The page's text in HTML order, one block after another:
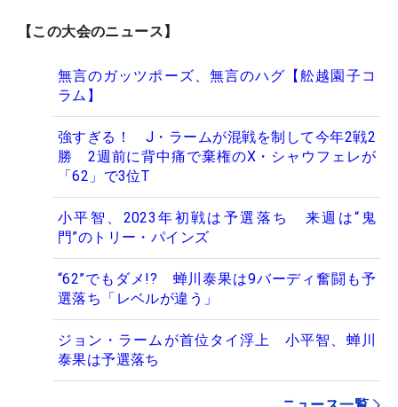
【この大会のニュース】
無言のガッツポーズ、無言のハグ【舩越園子コ
ラム】
強すぎる！ J・ラームが混戦を制して今年2戦2
勝 2週前に背中痛で棄権のX・シャウフェレが
「62」で3位T
小平智、2023年初戦は予選落ち 来週は“鬼
門”のトリー・パインズ
“62”でもダメ!? 蝉川泰果は9バーディ奮闘も予
選落ち「レベルが違う」
ジョン・ラームが首位タイ浮上 小平智、蝉川
泰果は予選落ち